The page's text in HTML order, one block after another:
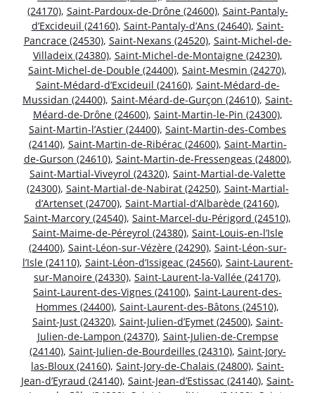
(24170), Saint-Pardoux-de-Drône (24600), Saint-Pantaly-
d’Excideuil (24160), Saint-Pantaly-d’Ans (24640), Saint-
Pancrace (24530), Saint-Nexans (24520), Saint-Michel-de-
Villadeix (24380), Saint-Michel-de-Montaigne (24230),
Saint-Michel-de-Double (24400), Saint-Mesmin (24270),
Saint-Médard-d’Excideuil (24160), Saint-Médard-de-
Mussidan (24400), Saint-Méard-de-Gurçon (24610), Saint-
Méard-de-Drône (24600), Saint-Martin-le-Pin (24300),
Saint-Martin-l’Astier (24400), Saint-Martin-des-Combes
(24140), Saint-Martin-de-Ribérac (24600), Saint-Martin-
de-Gurson (24610), Saint-Martin-de-Fressengeas (24800),
Saint-Martial-Viveyrol (24320), Saint-Martial-de-Valette
(24300), Saint-Martial-de-Nabirat (24250), Saint-Martial-
d’Artenset (24700), Saint-Martial-d’Albarède (24160),
Saint-Marcory (24540), Saint-Marcel-du-Périgord (24510),
Saint-Maime-de-Péreyrol (24380), Saint-Louis-en-l’Isle
(24400), Saint-Léon-sur-Vézère (24290), Saint-Léon-sur-
l’Isle (24110), Saint-Léon-d’Issigeac (24560), Saint-Laurent-
sur-Manoire (24330), Saint-Laurent-la-Vallée (24170),
Saint-Laurent-des-Vignes (24100), Saint-Laurent-des-
Hommes (24400), Saint-Laurent-des-Bâtons (24510),
Saint-Just (24320), Saint-Julien-d’Eymet (24500), Saint-
Julien-de-Lampon (24370), Saint-Julien-de-Crempse
(24140), Saint-Julien-de-Bourdeilles (24310), Saint-Jory-
las-Bloux (24160), Saint-Jory-de-Chalais (24800), Saint-
Jean-d’Eyraud (24140), Saint-Jean-d’Estissac (24140), Saint-